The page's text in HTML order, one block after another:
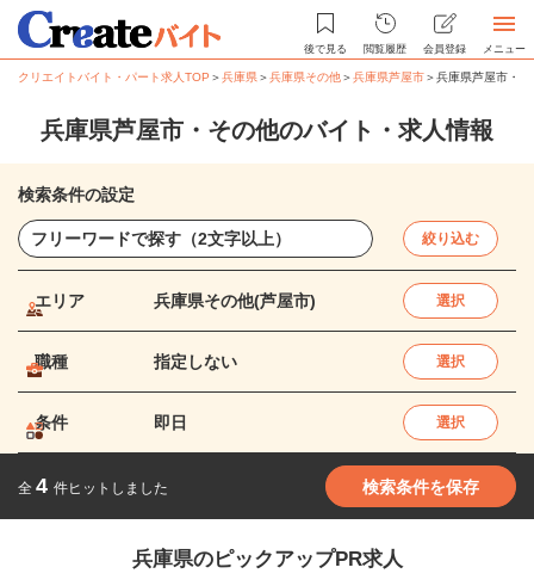
後で見る 閲覧履歴 会員登録 メニュー
クリエイトバイト・パート求人TOP ＞兵庫県＞兵庫県その他＞兵庫県芦屋市＞兵庫県芦屋市・
兵庫県芦屋市・その他のバイト・求人情報
検索条件の設定
絞り込む
エリア 兵庫県その他(芦屋市) 選択
職種 指定しない 選択
条件 即日 選択
全 4 件ヒットしました 検索条件を保存
兵庫県のピックアップPR求人